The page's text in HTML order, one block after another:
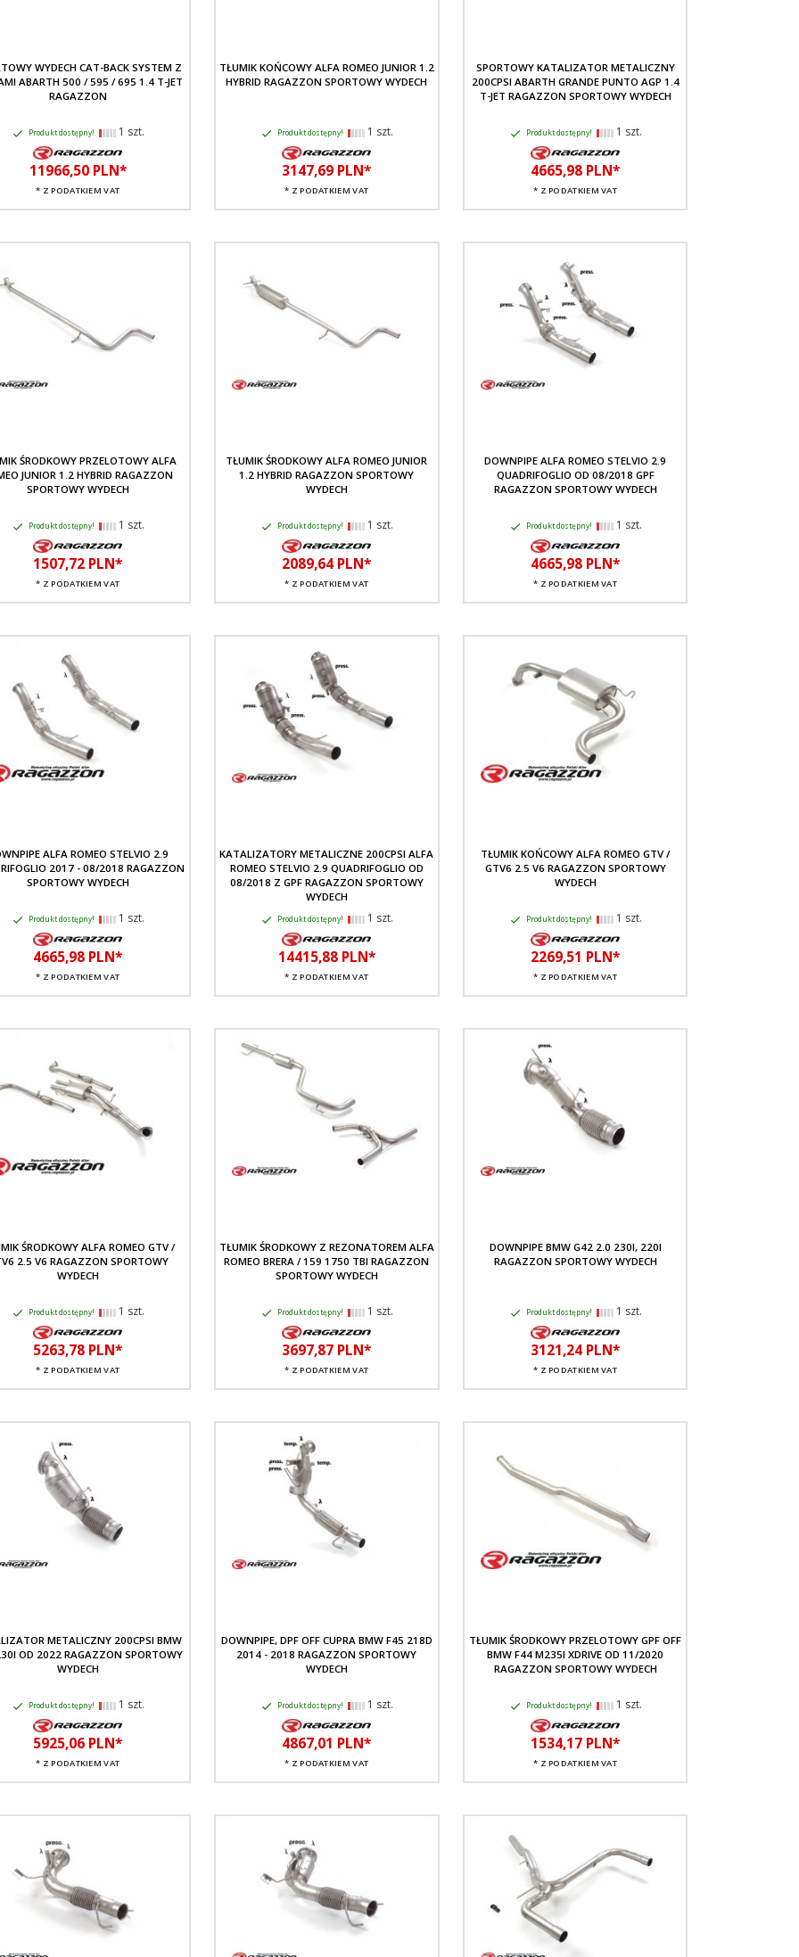
WYDECH CAT-BACK SYSTEM Z
ABARTH 500 / 595 / 695 1.4 T-JET
RAGAZZON
Produkt dostępny! 1 szt.
11966,50 PLN*
* Z PODATKIEM VAT
TŁUMIK KOŃCOWY ALFA ROMEO JUNIOR 1.2
HYBRID RAGAZZON SPORTOWY WYDECH
Produkt dostępny! 1 szt.
3147,69 PLN*
* Z PODATKIEM VAT
SPORTOWY KATALIZATOR METALICZNY
200CPSI ABARTH GRANDE PUNTO AGP 1.4
T-JET RAGAZZON SPORTOWY WYDECH
Produkt dostępny! 1 szt.
4665,98 PLN*
* Z PODATKIEM VAT
ŚRODKOWY PRZELOTOWY ALFA
JUNIOR 1.2 HYBRID RAGAZZON
SPORTOWY WYDECH
Produkt dostępny! 1 szt.
1507,72 PLN*
* Z PODATKIEM VAT
TŁUMIK ŚRODKOWY ALFA ROMEO JUNIOR
1.2 HYBRID RAGAZZON SPORTOWY
WYDECH
Produkt dostępny! 1 szt.
2089,64 PLN*
* Z PODATKIEM VAT
DOWNPIPE ALFA ROMEO STELVIO 2.9
QUADRIFOGLIO OD 08/2018 GPF
RAGAZZON SPORTOWY WYDECH
Produkt dostępny! 1 szt.
4665,98 PLN*
* Z PODATKIEM VAT
ALFA ROMEO STELVIO 2.9
2017 - 08/2018 RAGAZZON
SPORTOWY WYDECH
Produkt dostępny! 1 szt.
4665,98 PLN*
* Z PODATKIEM VAT
KATALIZATORY METALICZNE 200CPSI ALFA
ROMEO STELVIO 2.9 QUADRIFOGLIO OD
08/2018 Z GPF RAGAZZON SPORTOWY
WYDECH
Produkt dostępny! 1 szt.
14415,88 PLN*
* Z PODATKIEM VAT
TŁUMIK KOŃCOWY ALFA ROMEO GTV /
GTV6 2.5 V6 RAGAZZON SPORTOWY
WYDECH
Produkt dostępny! 1 szt.
2269,51 PLN*
* Z PODATKIEM VAT
ŚRODKOWY ALFA ROMEO GTV /
2.5 V6 RAGAZZON SPORTOWY
WYDECH
Produkt dostępny! 1 szt.
5263,78 PLN*
* Z PODATKIEM VAT
TŁUMIK ŚRODKOWY Z REZONATOREM ALFA
ROMEO BRERA / 159 1750 TBI RAGAZZON
SPORTOWY WYDECH
Produkt dostępny! 1 szt.
3697,87 PLN*
* Z PODATKIEM VAT
DOWNPIPE BMW G42 2.0 230I, 220I
RAGAZZON SPORTOWY WYDECH
Produkt dostępny! 1 szt.
3121,24 PLN*
* Z PODATKIEM VAT
METALICZNY 200CPSI BMW
OD 2022 RAGAZZON SPORTOWY
WYDECH
Produkt dostępny! 1 szt.
5925,06 PLN*
* Z PODATKIEM VAT
DOWNPIPE, DPF OFF CUPRA BMW F45 218D
2014 - 2018 RAGAZZON SPORTOWY
WYDECH
Produkt dostępny! 1 szt.
4867,01 PLN*
* Z PODATKIEM VAT
TŁUMIK ŚRODKOWY PRZELOTOWY GPF OFF
BMW F44 M235I XDRIVE OD 11/2020
RAGAZZON SPORTOWY WYDECH
Produkt dostępny! 1 szt.
1534,17 PLN*
* Z PODATKIEM VAT